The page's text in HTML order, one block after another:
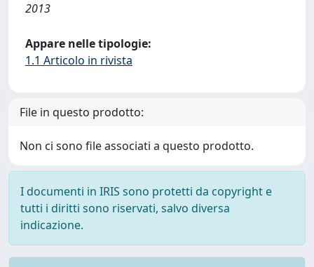
2013
Appare nelle tipologie:
1.1 Articolo in rivista
File in questo prodotto:
Non ci sono file associati a questo prodotto.
I documenti in IRIS sono protetti da copyright e
tutti i diritti sono riservati, salvo diversa
indicazione.